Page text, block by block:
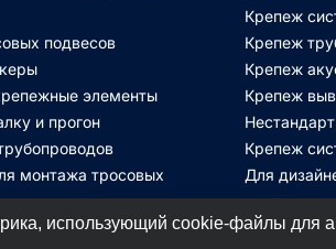
подвесов
элементы
и прогон
монтажа тросовых
Крепеж
Крепеж
Крепеж
Крепеж
Крепеж
Для
использующий cookie-файлы для